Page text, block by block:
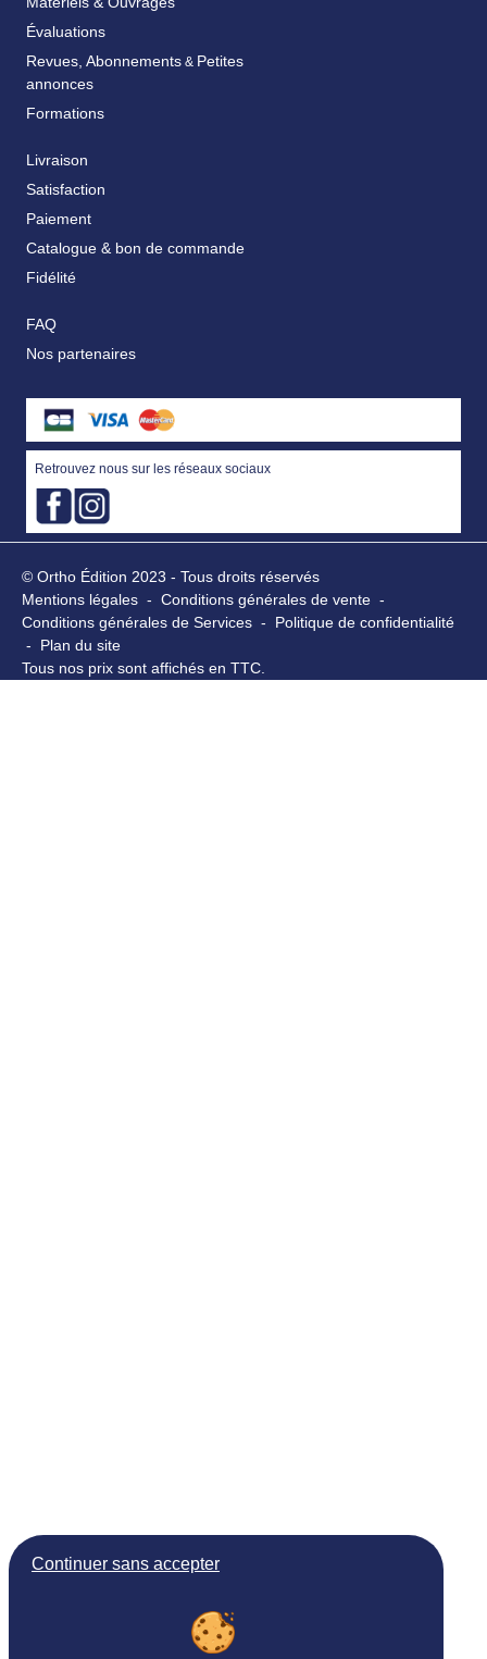
Évaluations
Revues, Abonnements & Petites
annonces
Formations
Livraison
Satisfaction
Paiement
Catalogue & bon de commande
Fidélité
FAQ
Nos partenaires
Retrouvez nous sur les réseaux sociaux
© Ortho Édition 2023 - Tous droits réservés
Mentions légales - Conditions générales de vente -
Conditions générales de Services -
Politique de confidentialité
-
Plan du site
Tous nos prix sont affichés en TTC.
Continuer sans accepter